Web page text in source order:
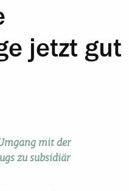
jetzt gut
mit der
zu subsidiär